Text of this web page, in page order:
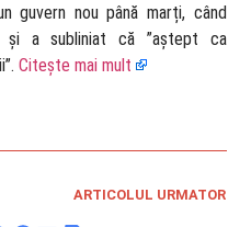
guvern nou până marți, când
și a subliniat că ”aștept ca
Citește mai mult
ARTICOLUL URMATOR